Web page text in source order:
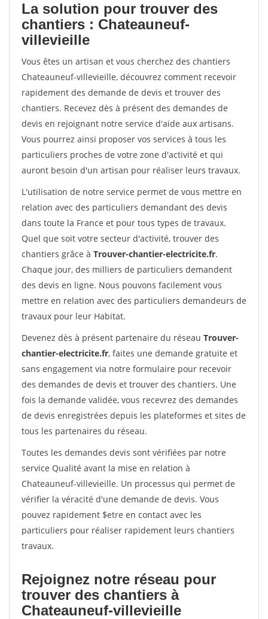
La solution pour trouver des
chantiers : Chateauneuf-
villevieille
Vous êtes un artisan et vous cherchez des chantiers
Chateauneuf-villevieille, découvrez comment recevoir
rapidement des demande de devis et trouver des
chantiers. Recevez dès à présent des demandes de
devis en rejoignant notre service d'aide aux artisans.
Vous pourrez ainsi proposer vos services à tous les
particuliers proches de votre zone d'activité et qui
auront besoin d'un artisan pour réaliser leurs travaux.
L'utilisation de notre service permet de vous mettre en
relation avec des particuliers demandant des devis
dans toute la France et pour tous types de travaux.
Quel que soit votre secteur d'activité, trouver des
chantiers grâce à Trouver-chantier-electricite.fr.
Chaque jour, des milliers de particuliers demandent
des devis en ligne. Nous pouvons facilement vous
mettre en relation avec des particuliers demandeurs de
travaux pour leur Habitat.
Devenez dès à présent partenaire du réseau Trouver-
chantier-electricite.fr, faites une demande gratuite et
sans engagement via notre formulaire pour recevoir
des demandes de devis et trouver des chantiers. Une
fois la demande validée, vous recevrez des demandes
de devis enregistrées depuis les plateformes et sites de
tous les partenaires du réseau.
Toutes les demandes devis sont vérifiées par notre
service Qualité avant la mise en relation à
Chateauneuf-villevieille. Un processus qui permet de
vérifier la véracité d'une demande de devis. Vous
pouvez rapidement $etre en contact avec les
particuliers pour réaliser rapidement leurs chantiers
travaux.
Rejoignez notre réseau pour
trouver des chantiers à
Chateauneuf-villevieille